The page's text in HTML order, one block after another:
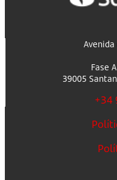
Fase
39005
+34